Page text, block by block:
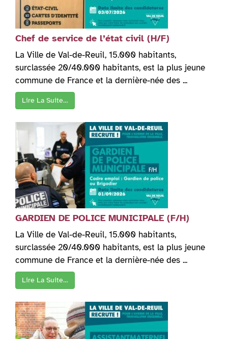
Chef de service de l’état civil (H/F)
La Ville de Val-de-Reuil, 15.000 habitants,
surclassée 20/40.000 habitants, est la plus jeune
commune de France et la dernière-née des ...
Lire La Suite…
GARDIEN DE POLICE MUNICIPALE (F/H)
La Ville de Val-de-Reuil, 15.000 habitants,
surclassée 20/40.000 habitants, est la plus jeune
commune de France et la dernière-née des ...
Lire La Suite…